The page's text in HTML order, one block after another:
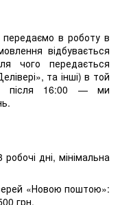
в роботу в
відбувається
чого передається
та інші) в той
після 16:00 — ми
дні, мінімальна
«Новою поштою»:
грн.